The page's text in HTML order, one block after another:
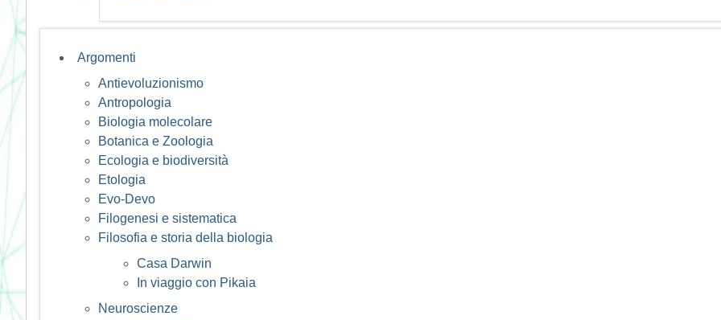
Argomenti
Antievoluzionismo
Antropologia
Biologia molecolare
Botanica e Zoologia
Ecologia e biodiversità
Etologia
Evo-Devo
Filogenesi e sistematica
Filosofia e storia della biologia
Casa Darwin
In viaggio con Pikaia
Neuroscienze